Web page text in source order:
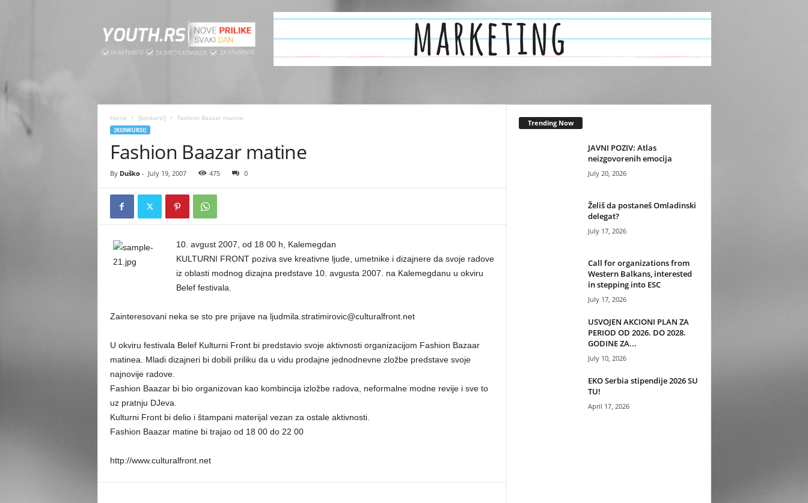
Home [konkursi] Fashion Baazar matine
[KONKURSI]
Fashion Baazar matine
By Duško- July 19, 2007 475 0
10. avgust 2007, od 18 00 h, Kalemegdan
KULTURNI FRONT poziva sve kreativne ljude, umetnike i dizajnere da svoje radove
iz oblasti modnog dizajna predstave 10. avgusta 2007. na Kalemegdanu u okviru
Belef festivala.
Zainteresovani neka se sto pre prijave na ljudmila.stratimirovic@culturalfront.net
U okviru festivala Belef Kulturni Front bi predstavio svoje aktivnosti organizacijom Fashion Bazaar
matinea. Mladi dizajneri bi dobili priliku da u vidu prodajne jednodnevne zložbe predstave svoje
najnovije radove.
Fashion Baazar bi bio organizovan kao kombincija izložbe radova, neformalne modne revije i sve to
uz pratnju DJeva.
Kulturni Front bi delio i štampani materijal vezan za ostale aktivnosti.
Fashion Baazar matine bi trajao od 18 00 do 22 00
http://www.culturalfront.net
Trending Now
JAVNI POZIV: Atlas
neizgovorenih emocija
July 20, 2026
Želiš da postaneš Omladinski
delegat?
July 17, 2026
Call for organizations from
Western Balkans, interested
in stepping into ESC
July 17, 2026
USVOJEN AKCIONI PLAN ZA
PERIOD OD 2026. DO 2028.
GODINE ZA...
July 10, 2026
EKO Serbia stipendije 2026 SU
TU!
April 17, 2026